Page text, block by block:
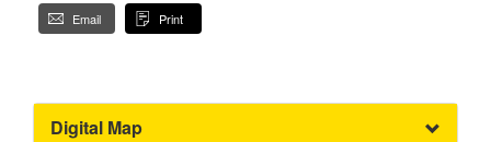
Email Print
Digital Map